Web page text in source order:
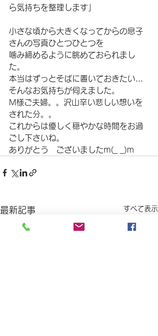
ら気持ちを整理します」
小さな頃から大きくなってからの息子
さんの写真ひとつひとつを
噛み締めるように眺めておられまし
た。
本当はずっとそばに置いておきたい…
そんなお気持ちが伺えました。
M様ご夫婦。。沢山辛い悲しい想いを
された分。。
これからは優しく穏やかな時間をお過
ごし下さいね。
ありがとう　ございましたm(_ _)m
最新記事 すべて表示